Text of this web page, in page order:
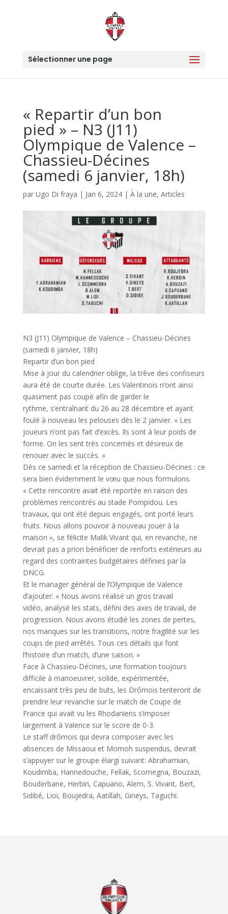
Sélectionner une page
« Repartir d’un bon
pied » – N3 (J11)
Olympique de Valence –
Chassieu-Décines
(samedi 6 janvier, 18h)
par Ugo Di fraya | Jan 6, 2024| À la une, Articles
N3 (J11) Olympique de Valence – Chassieu-Décines
(samedi 6 janvier, 18h)
Repartir d’un bon pied
Mise à jour du calendrier oblige, la trêve des confiseurs
aura été de courte durée. Les Valentinois n’ont ainsi
quasiment pas coupé afin de garder le
rythme, s’entraînant du 26 au 28 décembre et ayant
foulé à nouveau les pelouses dès le 2 janvier. « Les
joueurs n’ont pas fait d’excès. Ils sont à leur poids de
forme. On les sent très concernés et désireux de
renouer avec le succès. »
Dès ce samedi et la réception de Chassieu-Décines : ce
sera bien évidemment le vœu que nous formulons.
« Cette rencontre avait été reportée en raison des
problèmes rencontrés au stade Pompidou. Les
travaux, qui ont été depuis engagés, ont porté leurs
fruits. Nous allons pouvoir à nouveau jouer à la
maison », se félicite Malik Vivant qui, en revanche, ne
devrait pas a priori bénéficier de renforts extérieurs au
regard des contraintes budgétaires définies par la
DNCG.
Et le manager général de l’Olympique de Valence
d’ajouter: « Nous avons réalisé un gros travail
vidéo, analysé les stats, défini des axes de travail, de
progression. Nous avons étudié les zones de pertes,
nos manques sur les transitions, notre fragilité sur les
coups de pied arrêtés. Tous ces détails qui font
l’histoire d’un match, d’une saison. »
Face à Chassieu-Décines, une formation toujours
difficile à manoeuvrer, solide, expérimentée,
encaissant très peu de buts, les Drômois tenteront de
prendre leur revanche sur le match de Coupe de
France qui avait vu les Rhodaniens s’imposer
largement à Valence sur le score de 0-3.
Le staff drômois qui devra composer avec les
absences de Missaoui et Momoh suspendus, devrait
s’appuyer sur le groupe élargi suivant: Abrahamian,
Koudimba, Hannedouche, Fellak, Scomegna, Bouzazi,
Bouderbane, Herbin, Capuano, Alem, S. Vivant, Bert,
Sidibé, Lioi, Boujedra, Aatillah, Gineys, Taguchi.